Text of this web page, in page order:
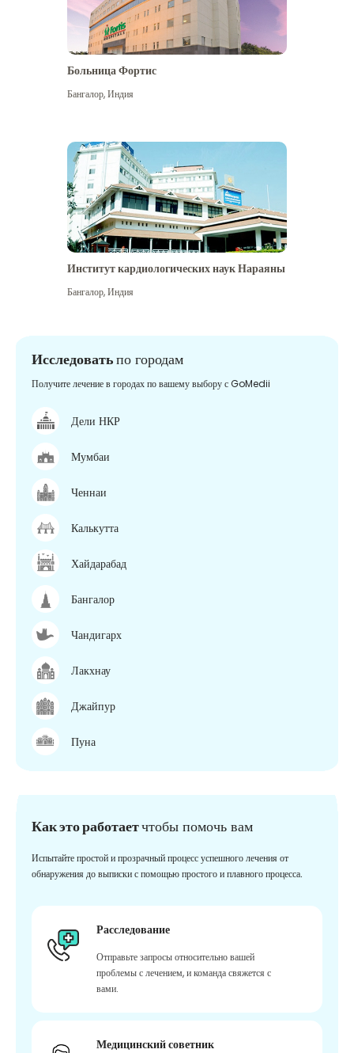
Больница Фортис
Бангалор,Индия
Институт кардиологических наук Нараяны
Бангалор,Индия
Исследоватьпо городам
Получите лечение в городах по вашему выбору с GoMedii
Дели НКР
Мумбаи
Ченнаи
Калькутта
Хайдарабад
Бангалор
Чандигарх
Лакхнау
Джайпур
Пуна
Как это работаетчтобы помочь вам
Испытайте простой и прозрачный процесс успешного лечения от
обнаружения до выписки с помощью простого и плавного процесса.
Расследование
Отправьте запросы относительно вашей
проблемы с лечением, и команда свяжется с
вами.
Медицинский советник